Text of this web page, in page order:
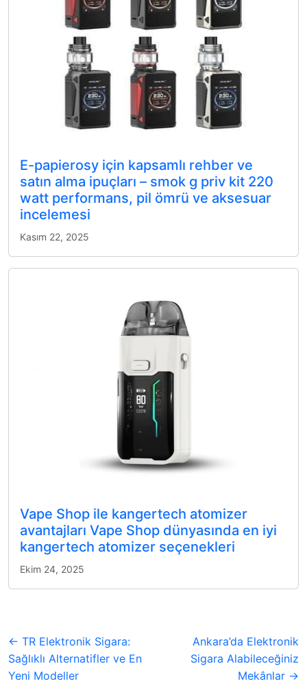
E-papierosy için kapsamlı rehber ve
satın alma ipuçları – smok g priv kit 220
watt performans, pil ömrü ve aksesuar
incelemesi
Kasım 22, 2025
Vape Shop ile kangertech atomizer
avantajları Vape Shop dünyasında en iyi
kangertech atomizer seçenekleri
Ekim 24, 2025
← TR Elektronik Sigara:
Sağlıklı Alternatifler ve En
Yeni Modeller
Ankara’da Elektronik
Sigara Alabileceğiniz
Mekânlar →